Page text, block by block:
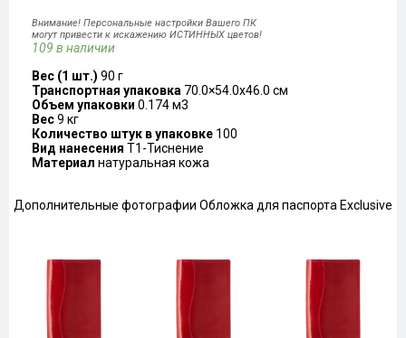
Внимание! Персональные настройки Вашего ПК
могут привести к искажению ИСТИННЫХ цветов!
109 в наличии
Вес (1 шт.) 90 г
Транспортная упаковка 70.0×54.0x46.0 см
Объем упаковки 0.174 м3
Вес9 кг
Количество штук в упаковке 100
Вид нанесения T1-Тиснение
Материал натуральная кожа
Дополнительные фотографии Обложка для паспорта Exclusive